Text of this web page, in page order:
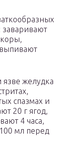
заваривают
желудка
спазмах и
20 г ягод,
4 часа,
мл перед